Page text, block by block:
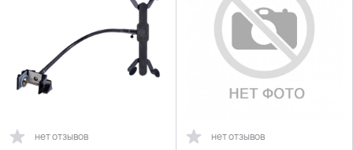
нет отзывов нет отзывов